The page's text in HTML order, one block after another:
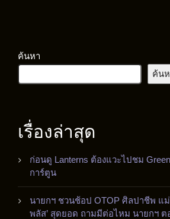
ค้นหา
ค้น
เรื่องล่าสุด
ก่อนดู Lanterns ต้องแวะไปชม
การ์ตูน
นายกฯ ชวนช้อป OTOP ศิลปาชีพ แม่
พลัส’ สุดยอด ถามมีต่อไหม นายกฯ ตอ